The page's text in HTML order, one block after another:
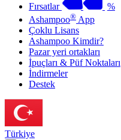
Fırsatlar
%
Ashampoo® App
Çoklu Lisans
Ashampoo Kimdir?
Pazar yeri ortakları
İpuçları & Püf Noktaları
İndirmeler
Destek
Türkiye